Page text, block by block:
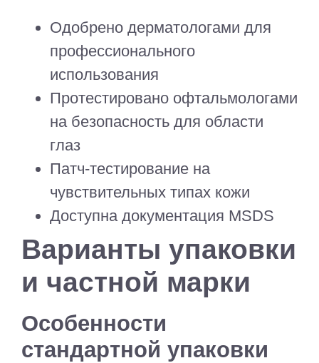
Одобрено дерматологами для
профессионального
использования
Протестировано офтальмологами
на безопасность для области
глаз
Патч-тестирование на
чувствительных типах кожи
Доступна документация MSDS
Варианты упаковки
и частной марки
Особенности
стандартной упаковки